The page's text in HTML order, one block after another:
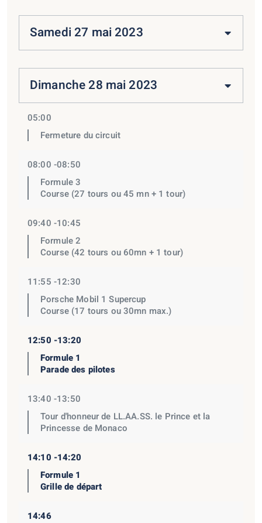
Samedi 27 mai 2023
Dimanche 28 mai 2023
05:00
Fermeture du circuit
08:00 -08:50
Formule 3
Course (27 tours ou 45 mn + 1 tour)
09:40 -10:45
Formule 2
Course (42 tours ou 60mn + 1 tour)
11:55 -12:30
Porsche Mobil 1 Supercup
Course (17 tours ou 30mn max.)
12:50 -13:20
Formule 1
Parade des pilotes
13:40 -13:50
Tour d'honneur de LL.AA.SS. le Prince et la
Princesse de Monaco
14:10 -14:20
Formule 1
Grille de départ
14:46